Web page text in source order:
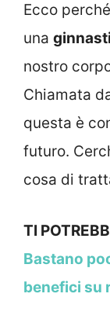
Ecco
una
nostro
Chiamata
questa è
futuro.
cosa di
TI
Bastano
benefici su